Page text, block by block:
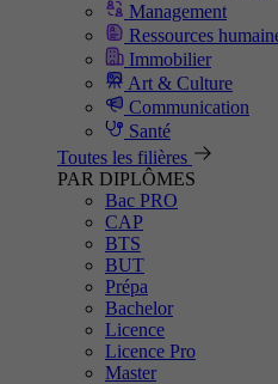
Management
Ressources
Immobilier
Art & Culture
Communication
Santé
Toutes les filières
PAR DIPLÔMES
Bac PRO
CAP
BTS
BUT
Prépa
Bachelor
Licence
Licence Pro
Master